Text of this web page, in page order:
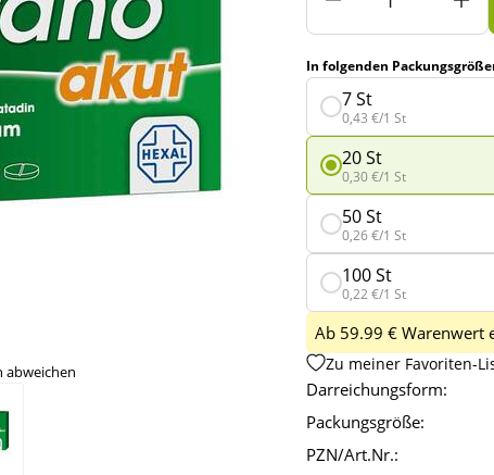
abweichen
In folgenden
7 St
0,43 €/1 St
20 St
0,30 €/1 St
50 St
0,26 €/1 St
100 St
0,22 €/1 St
Ab 59.99 € Warenwert
Zu meiner Favoriten-
Darreichungsform:
Packungsgröße:
PZN/Art.Nr.: